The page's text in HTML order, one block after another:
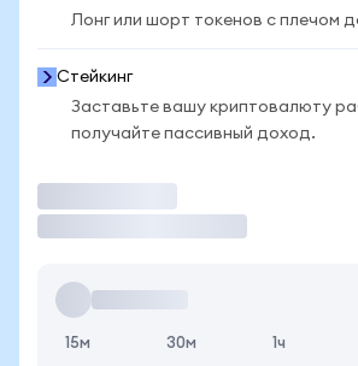
Лонг или шорт токенов с плечом
Стейкинг
Заставьте вашу криптовалюту
получайте пассивный доход.
15м 30м 1ч